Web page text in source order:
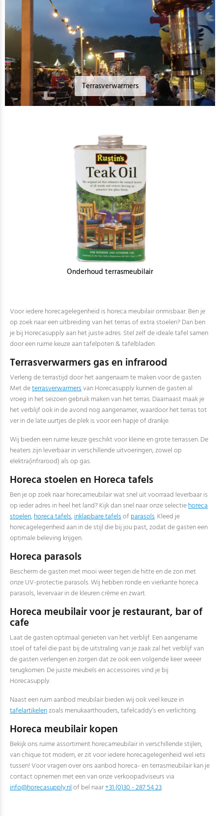
Terrasverwarmers
Onderhoud terrasmeubilair
Voor iedere horecagelegenheid is horeca meubilair onmisbaar. Ben je
op zoek naar een uitbreiding van het terras of extra stoelen? Dan ben
je bij Horecasupply aan het juiste adres. Stel zelf de ideale tafel samen
door een ruime keuze aan tafelpoten & tafelbladen.
Terrasverwarmers gas en infrarood
Verleng de terrastijd door het aangenaam te maken voor de gasten.
Met deterrasverwarmersvan Horecasupply kunnen de gasten al
vroeg in het seizoen gebruik maken van het terras. Daarnaast maak je
het verblijf ook in de avond nog aangenamer, waardoor het terras tot
ver in de late uurtjes de plek is voor een hapje of drankje.
Wij bieden een ruime keuze geschikt voor kleine en grote terrassen. De
heaters zijn leverbaar in verschillende uitvoeringen, zowel op
elektra(infrarood) als op gas.
Horeca stoelen en Horeca tafels
Ben je op zoek naar horecameubilair wat snel uit voorraad leverbaar is
op ieder adres in heel het land? Kijk dan snel naar onze selectiehoreca
stoelen,horeca tafels,inklapbare tafelsofparasols. Kleed je
horecagelegenheid aan in de stijl die bij jou past, zodat de gasten een
optimale beleving krijgen.
Horeca parasols
Bescherm de gasten met mooi weer tegen de hitte en de zon met
onze UV-protectie parasols. Wij hebben ronde en vierkante horeca
parasols, levervaar in de kleuren crème en zwart.
Horeca meubilair voor je restaurant, bar of
cafe
Laat de gasten optimaal genieten van het verblijf. Een aangename
stoel of tafel die past bij de uitstraling van je zaak zal het verblijf van
de gasten verlengen en zorgen dat ze ook een volgende keer weeer
terugkomen. De juiste meubels en accessoires vind je bij
Horecasupply.
Naast een ruim aanbod meubilair bieden wij ook veel keuze in
tafelartikelenzoals menukaarthouders, tafelcaddy’s en verlichting.
Horeca meubilair kopen
Bekijk ons ruime assortiment horecameubilair in verschillende stijlen,
van chique tot modern, er zit voor iedere horecagelegenheid wel iets
tussen! Voor vragen over ons aanbod horeca- en terrasmeubilair kan je
contact opnemen met een van onze verkoopadviseurs via
info@horecasupply.nlof bel naar+31 (0)30 - 287 54 23.